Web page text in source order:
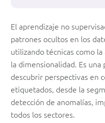
Aprendizaje
no
supervisado:
Cómo
la
IA
El aprendizaje no
patrones ocultos en los
utilizando técnicas como
la dimensionalidad. Es
descubrir perspectivas en
etiquetados, desde la
detección de anomalías,
todos los sectores.